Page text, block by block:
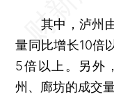
其中，泸州由
量同比增长10倍
5倍以上。另外
州、廊坊的成交